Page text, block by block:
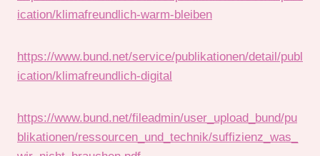
ication/klimafreundlich-warm-bleiben
https://www.bund.net/service/publikationen/detail/publ
ication/klimafreundlich-digital
https://www.bund.net/fileadmin/user_upload_bund/pu
blikationen/ressourcen_und_technik/suffizienz_was_